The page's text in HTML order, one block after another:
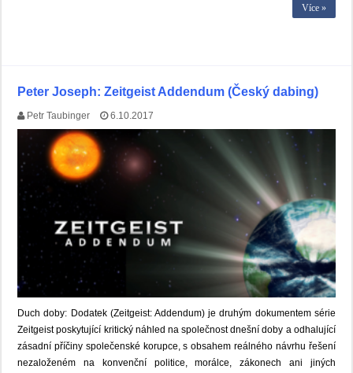
Více »
Peter Joseph: Zeitgeist Addendum (Český dabing)
Petr Taubinger 6.10.2017
Duch doby: Dodatek (Zeitgeist: Addendum) je druhým dokumentem série
Zeitgeist poskytující kritický náhled na společnost dnešní doby a odhalující
zásadní příčiny společenské korupce, s obsahem reálného návrhu řešení
nezaloženém na konvenční politice, morálce, zákonech ani jiných